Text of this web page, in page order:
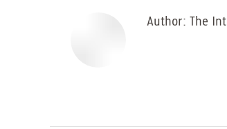
Author: The